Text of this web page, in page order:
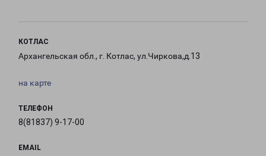
КОТЛАС
Архангельская обл., г. Котлас, ул.Чиркова,д.13
на карте
ТЕЛЕФОН
8(81837) 9-17-00
EMAIL